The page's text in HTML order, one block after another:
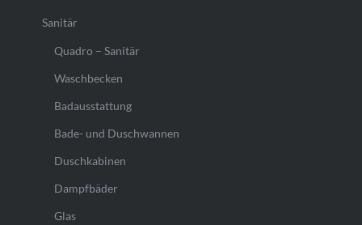
Sanitär
Quadro – Sanitär
Waschbecken
Badausstattung
Bade- und Duschwannen
Duschkabinen
Dampfbäder
Glas